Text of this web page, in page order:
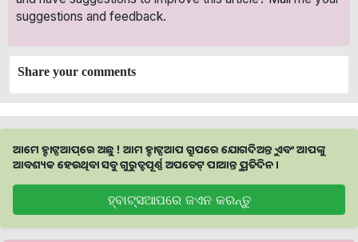
suggestions and feedback.
Share your comments
ଆମେ ହ୍ବାଟ୍ସଆପ୍‌ରେ ଅଛୁ ! ଆମ ହ୍ବାଟ୍ସଆପ ଗ୍ରୁପରେ ଯୋଗଦିଅନ୍ତୁ ଏବଂ ଆପଙ୍କୁ
ଆବଶ୍ୟକ ହେଉଥିବା ସବୁ ଗୁରୁତ୍ବପୂର୍ଣ୍ଣ ଅପଡେଟ୍‌ ପାଆନ୍ତୁ ପ୍ରତିଦିନ ।
ହ୍ବାଟ୍ସଆପରେ ଜଏନ କରନ୍ତୁ